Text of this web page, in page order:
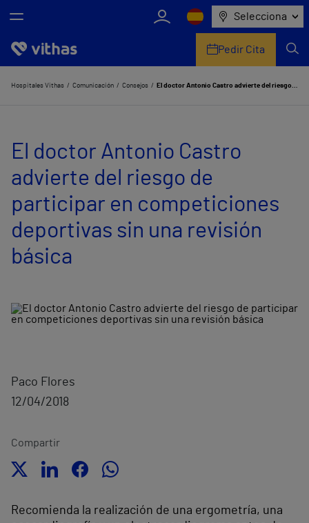
Selecciona
Nosotros
Servicios de salud
Equipo médico y asistencial
Información útil
Comunicación
Pedir Cita
Hospitales Vithas Comunicación Consejos El doctor Antonio Castro advierte del riesgo de participar en competiciones deportivas sin una revisión básica
El doctor Antonio Castro
advierte del riesgo de
participar en competiciones
deportivas sin una revisión
básica
Paco Flores
12/04/2018
Compartir
Recomienda la realización de una ergometría, una